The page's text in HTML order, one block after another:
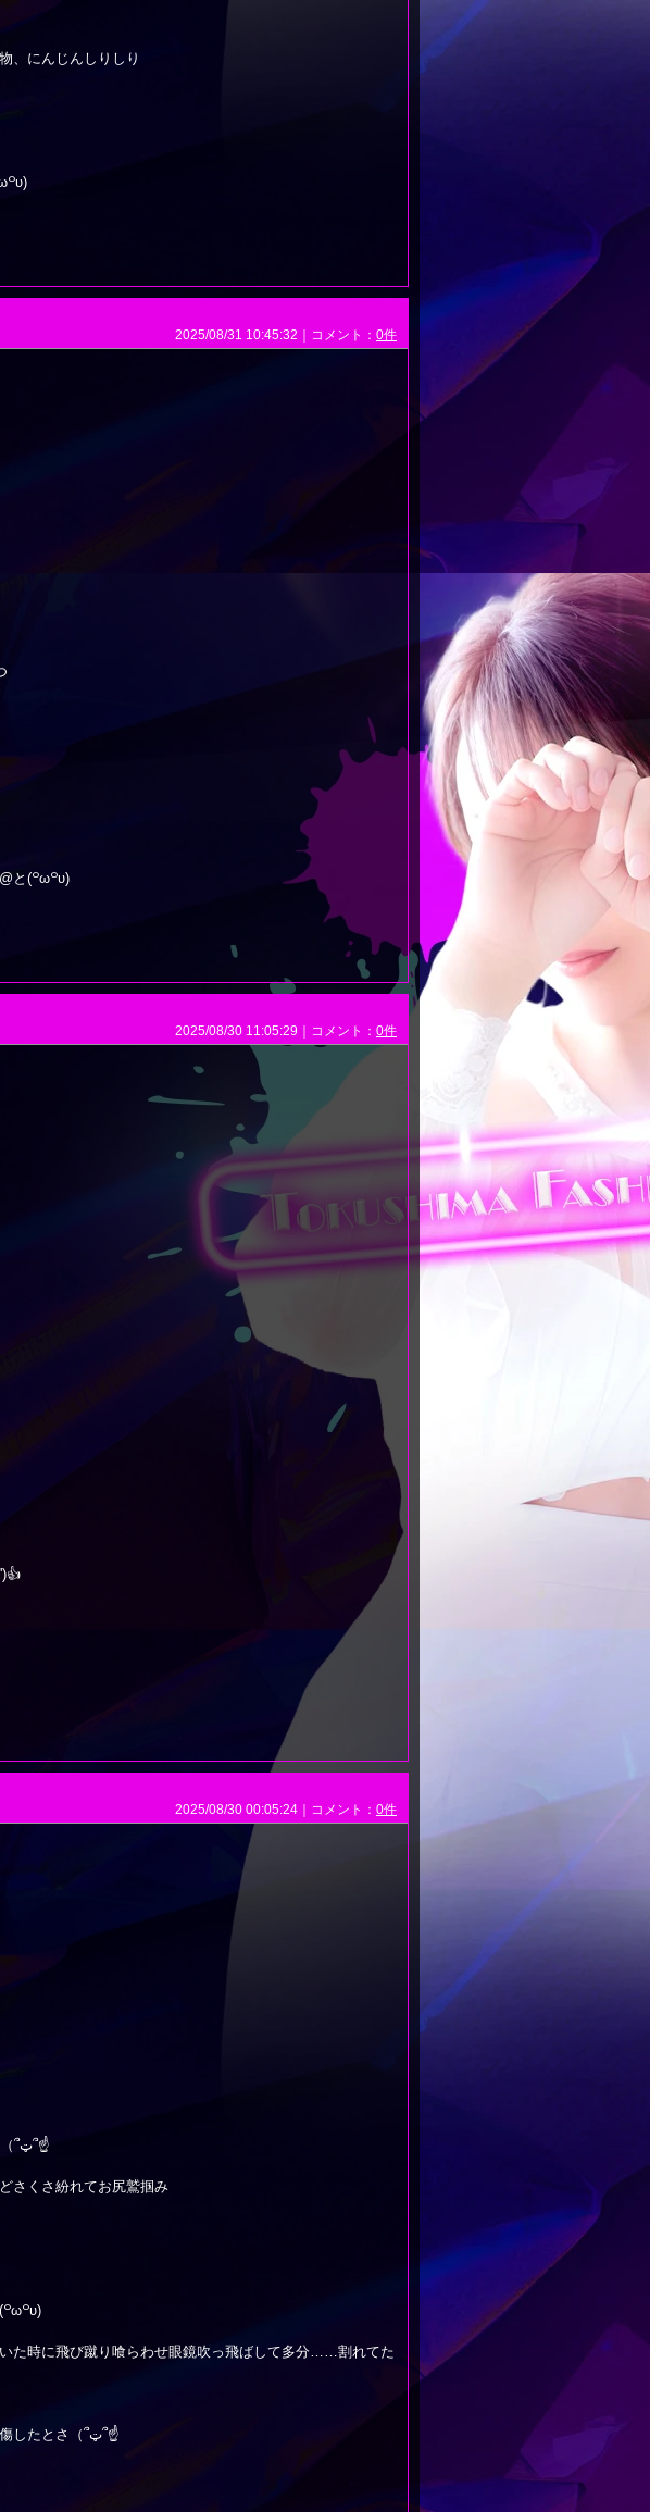
、にんじんしりしり
2025/08/31 10:45:32｜コメント： 0件
(꒪ω꒪υ)
2025/08/30 11:05:29｜コメント： 0件
2025/08/30 00:05:24｜コメント： 0件
痴漢は1度？2度？あったことあるかれんです（՞ټ՞☝
さくさ紛れてお尻鷲掴み
た時に飛び蹴り喰らわせ眼鏡吹っ飛ばして多分……割れてた
飛び蹴りの着地は残念ながら受け身取れず負傷したとさ（՞ټ՞☝